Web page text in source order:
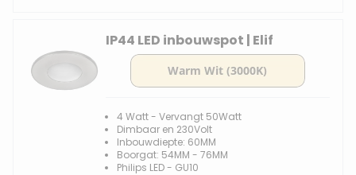
IP44 LED inbouwspot | Elif
4 Watt - Vervangt 50Watt
Dimbaar en 230Volt
Inbouwdiepte: 60MM
Boorgat: 54MM - 76MM
Philips LED - GU10